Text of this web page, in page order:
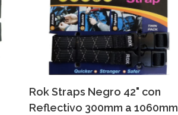
Agregar Vista Rapida
Rok Straps Negro 42" con
Reflectivo 300mm a 1060mm